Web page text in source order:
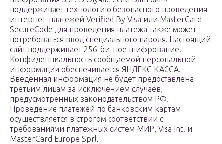
поддерживает технологию безопасного проведения
интернет-платежей Verified By Visa или MasterCard
SecureCode для проведения платежа также может
потребоваться ввод специального пароля. Настоящий
сайт поддерживает 256-битное шифрование.
Конфиденциальность сообщаемой персональной
информации обеспечивается ЯНДЕКС КАССА.
Введенная информация не будет предоставлена
третьим лицам за исключением случаев,
предусмотренных законодательством РФ.
Проведение платежей по банковским картам
осуществляется в строгом соответствии с
требованиями платежных систем МИР, Visa Int. и
MasterCard Europe Sprl.